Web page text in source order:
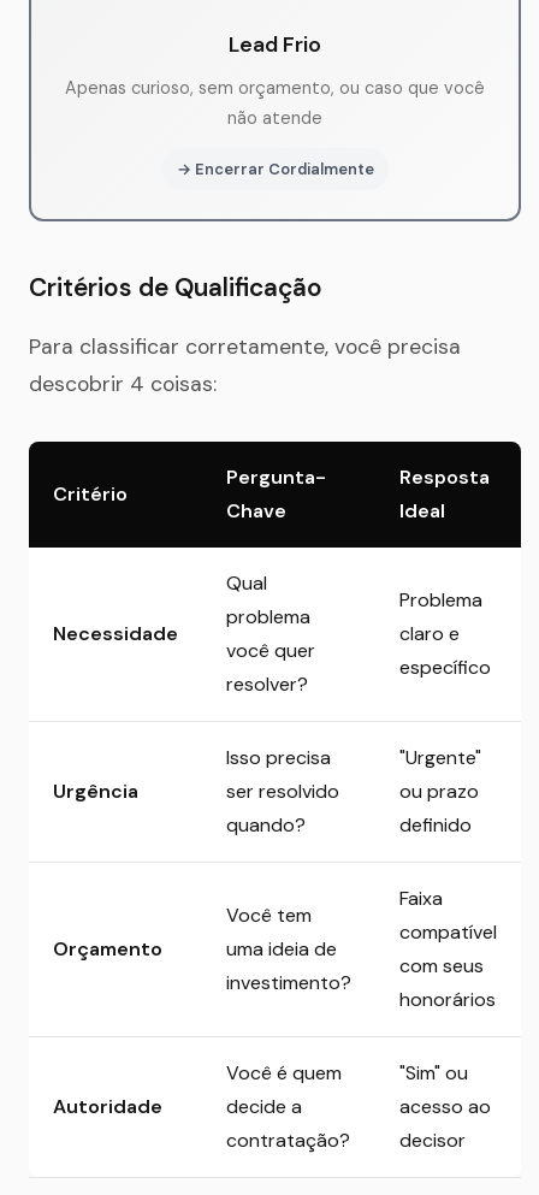
Lead Frio
Apenas curioso, sem orçamento, ou caso que você
não atende
→ Encerrar Cordialmente
Critérios de Qualificação
Para classificar corretamente, você precisa
descobrir 4 coisas:
Critério
Pergunta-
Chave
Resposta
Ideal
Necessidade
Qual
problema
você quer
resolver?
Problema
claro e
específico
Urgência
Isso precisa
ser resolvido
quando?
"Urgente"
ou prazo
definido
Orçamento
Você tem
uma ideia de
investimento?
Faixa
compatível
com seus
honorários
Autoridade
Você é quem
decide a
contratação?
"Sim" ou
acesso ao
decisor